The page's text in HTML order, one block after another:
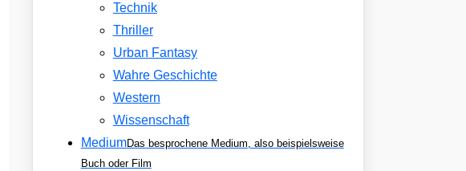
Technik
Thriller
Urban Fantasy
Wahre Geschichte
Western
Wissenschaft
MediumDas besprochene Medium, also beispielsweise
Buch oder Film